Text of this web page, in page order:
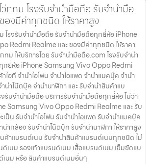
กทม โรงรับจำนำมือถือ รับจำนำมือ
งมีค่าทุกชนิด ให้ราคาสูง
โรงรับจำนำมือถือ รับจำนำมือถือทุกยี่ห้อ iPhone
Redmi Realme และ ของมีค่าทุกชนิด ให้ราคา
ทม ให้บริการโดย รับจํานํามือถือ.com โรงรับจำนำ
กยี่ห้อ iPhone Samsung Vivo Oppo Redmi
ไอที จำนำไอโฟน จำนำไอแพด จำนำแมคบุ๊ค จำนำ
นำโน๊ตบุ๊ค จำนำนาฬิกา และ รับจำนำสินค้าแบ
งรับจำนำมือถือ บริการรับจำนำมือถือทุกยี่ห้อ ไม่ว่า
Samsung Vivo Oppo Redmi Realme และ รับ
เป็น รับจำนำไอโฟน รับจำนำไอแพด รับจำนำแมคบุ๊ค
ำกล้อง รับจำนำโน๊ตบุ๊ค รับจำนำนาฬิกา ให้ราคาสูง
ค้าแบรนด์เนม รับจำนำสินค้าแบรนด์เนมทุกชนิด ไม่
ด์เนม รองเท้าแบรนด์เนม เสื้อแบรนด์เนม เข็มขัดแบ
นม หรือ สินค้าแบรนด์เนมอื่นๆ